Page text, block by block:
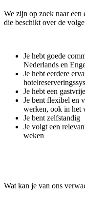
We zijn op zoek naar
die beschikt over de
Je hebt goede
Nederlands en
Je hebt eerdere
Je hebt een
Je bent flexibel en
werken, ook in het
Je bent zelfstandig
Je volgt een
weken
Wat kan je van ons